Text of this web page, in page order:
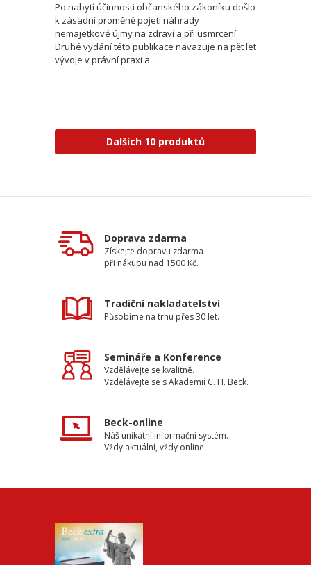
Po nabytí účinnosti občanského zákoníku došlo
k zásadní proměně pojetí náhrady
nemajetkové újmy na zdraví a při usmrcení.
Druhé vydání této publikace navazuje na pět let
vývoje v právní praxi a...
Dalších 10 produktů
Doprava zdarma
Získejte dopravu zdarma
při nákupu nad 1500 Kč.
Tradiční nakladatelství
Působíme na trhu přes 30 let.
Semináře a Konference
Vzdělávejte se kvalitně.
Vzdělávejte se s Akademií C. H. Beck.
Beck-online
Náš unikátní informační systém.
Vždy aktuální, vždy online.